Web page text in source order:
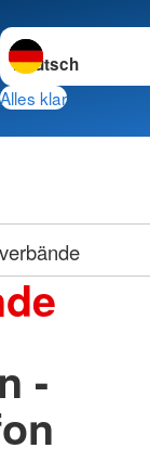
Sprache wechseln
Alles klar
-